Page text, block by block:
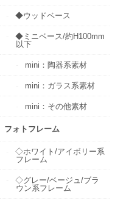
◆ウッドベース
◆ミニベース/約H100mm
以下
mini：陶器系素材
mini：ガラス系素材
mini：その他素材
フォトフレーム
◇ホワイト/アイボリー系
フレーム
◇グレー/ベージュ/ブラ
ウン系フレーム